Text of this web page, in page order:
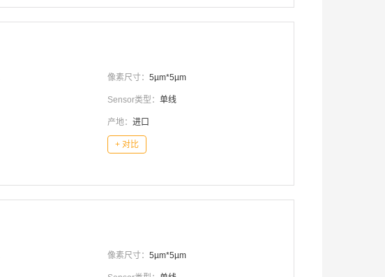
像素尺寸： 5µm*5µm
Sensor类型： 单线
产地： 进口
+ 对比
像素尺寸： 5µm*5µm